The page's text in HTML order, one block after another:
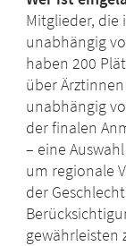
Mitglieder, die
unabhängig
haben 200
über
unabhängig
der finalen
– eine
um regionale
der
gewährleisten